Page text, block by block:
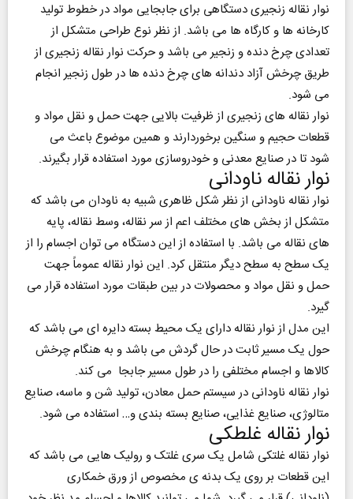
نوار نقاله زنجیری دستگاهی برای جابجایی مواد در خطوط تولید
کارخانه ها و کارگاه ها می باشد. از نظر نوع طراحی متشکل از
تعدادی چرخ دنده و زنجیر می باشد و حرکت نوار نقاله زنجیری از
طریق چرخش آزاد دندانه های چرخ دنده ها در طول زنجیر انجام
می شود.
نوار نقاله های زنجیری از ظرفیت بالایی جهت حمل و نقل مواد و
قطعات حجیم و سنگین برخوردارند و همین موضوع باعث می
شود تا در صنایع معدنی و خودروسازی مورد استفاده قرار بگیرند.
نوار نقاله ناودانی
نوار نقاله ناودانی از نظر شکل ظاهری شبیه به ناودان می باشد که
متشکل از بخش های مختلف اعم از سر نقاله، وسط نقاله، پایه
های نقاله می باشد. با استفاده از این دستگاه می توان اجسام را از
یک سطح به سطح دیگر منتقل کرد. این نوار نقاله عموماً جهت
حمل و نقل مواد و محصولات در بین طبقات مورد استفاده قرار می
گیرد.
این مدل از نوار نقاله دارای یک محیط بسته دایره ای می باشد که
حول یک مسیر ثابت در حال گردش می باشد و به هنگام چرخش
کالاها و اجسام مختلفی را در طول مسیر جابجا می کند.
نوار نقاله ناودانی در سیستم حمل معادن، تولید شن و ماسه، صنایع
متالوژی، صنایع غذایی، صنایع بسته بندی و… استفاده می شود.
نوار نقاله غلطکی
نوار نقاله غلتکی شامل یک سری غلتک و رولیک هایی می باشد که
این قطعات بر روی یک بدنه ی مخصوص از ورق خمکاری